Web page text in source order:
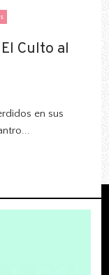
Culto al
Culto al
en sus